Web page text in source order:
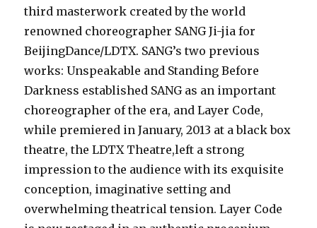
third masterwork created by the world
renowned choreographer SANG Ji-jia for
BeijingDance/LDTX. SANG’s two previous
works: Unspeakable and Standing Before
Darkness established SANG as an important
choreographer of the era, and Layer Code,
while premiered in January, 2013 at a black box
theatre, the LDTX Theatre,left a strong
impression to the audience with its exquisite
conception, imaginative setting and
overwhelming theatrical tension. Layer Code